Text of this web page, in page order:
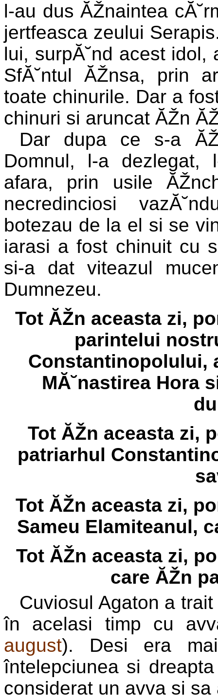
l-au dus ĂŽnaintea
jertfeasca zeului
lui, surpĂ˘nd acest
SfĂ˘ntul ĂŽnsa, prin
toate chinurile. Dar a
chinuri si aruncat ĂŽn
Dar dupa ce s-a
Domnul, l-a dezlegat,
afara, prin usile
necredinciosi
botezau de la el si se
iarasi a fost chinuit cu
si-a dat viteazul
Dumnezeu.
Tot ĂŽn aceasta zi,
parintelui
Constantinopolului,
MĂ˘nastirea Hora
Tot ĂŽn aceasta zi,
patriarhul
Tot ĂŽn aceasta zi,
Sameu Elamiteanul,
Tot ĂŽn aceasta zi,
care ĂŽn
Cuviosul Agaton a
în acelasi timp cu
august). Desi era
întelepciunea si
considerat un avva si